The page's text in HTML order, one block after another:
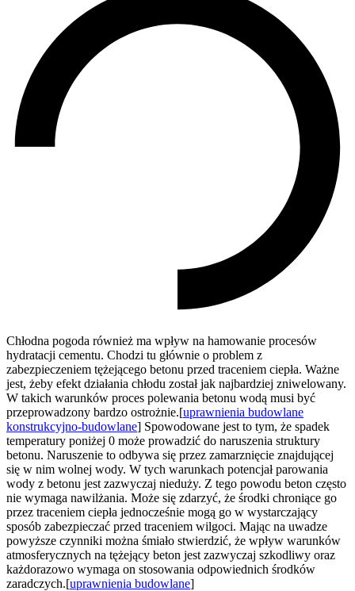
Chłodna pogoda również ma wpływ na hamowanie procesów
hydratacji cementu. Chodzi tu głównie o problem z
zabezpieczeniem tężejącego betonu przed traceniem ciepła. Ważne
jest, żeby efekt działania chłodu został jak najbardziej zniwelowany.
W takich warunków proces polewania betonu wodą musi być
przeprowadzony bardzo ostrożnie.[uprawnienia budowlane
konstrukcyjno-budowlane] Spowodowane jest to tym, że spadek
temperatury poniżej 0 może prowadzić do naruszenia struktury
betonu. Naruszenie to odbywa się przez zamarznięcie znajdującej
się w nim wolnej wody. W tych warunkach potencjał parowania
wody z betonu jest zazwyczaj nieduży. Z tego powodu beton często
nie wymaga nawilżania. Może się zdarzyć, że środki chroniące go
przez traceniem ciepła jednocześnie mogą go w wystarczający
sposób zabezpieczać przed traceniem wilgoci. Mając na uwadze
powyższe czynniki można śmiało stwierdzić, że wpływ warunków
atmosferycznych na tężejący beton jest zazwyczaj szkodliwy oraz
każdorazowo wymaga on stosowania odpowiednich środków
zaradczych.[uprawnienia budowlane]